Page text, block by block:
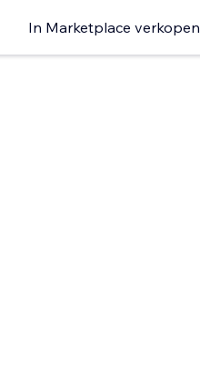
In Marketplace verkopen